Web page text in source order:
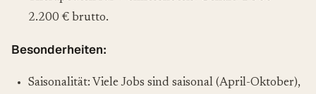
2.200 € brutto.
Besonderheiten:
Saisonalität: Viele Jobs sind saisonal (April-Oktober),